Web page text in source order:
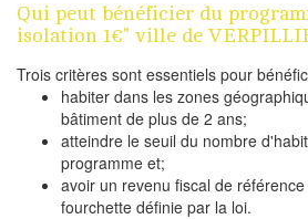
Qui peut bénéficier du
isolation 1€" ville de
Trois critères sont essentiels pour
habiter dans les zones
bâtiment de plus de 2 ans;
atteindre le seuil du nombre
programme et;
avoir un revenu fiscal de
fourchette définie par la loi.